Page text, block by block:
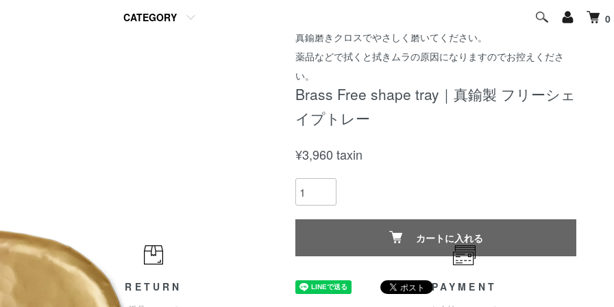
0
CATEGORY
Brass Free shape tray｜真鍮製 フリーシェ
イプトレー
¥3,960 taxin
カートに入れる
真鍮磨きクロスでやさしく磨いてください。
薬品などで拭くと拭きムラの原因になりますのでお控えくださ
い。
RETURN PAYMENT